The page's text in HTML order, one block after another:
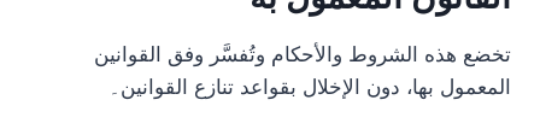
تخضع هذه الشروط والأحكام وتُفسَّر وفق القوانين
المعمول بها، دون الإخلال بقواعد تنازع القوانين۔